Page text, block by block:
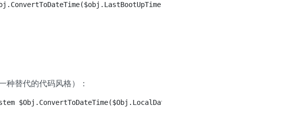
种替代的代码风格）：
$Obj.ConvertToDateTime($Obj.LocalDateTime) -